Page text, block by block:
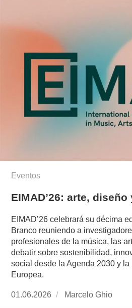
Eventos
EIMAD’26: arte,
EIMAD’26 celebrará su décima
Branco reuniendo a
profesionales de la música, las
debatir sobre sostenibilidad,
social desde la Agenda 2030 y
Europea.
Publicado
01.06.2026
https://
Marcelo Ghio